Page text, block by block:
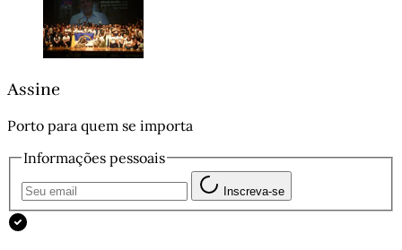
Assine
Porto para quem se importa
Informações pessoais
Inscreva-se